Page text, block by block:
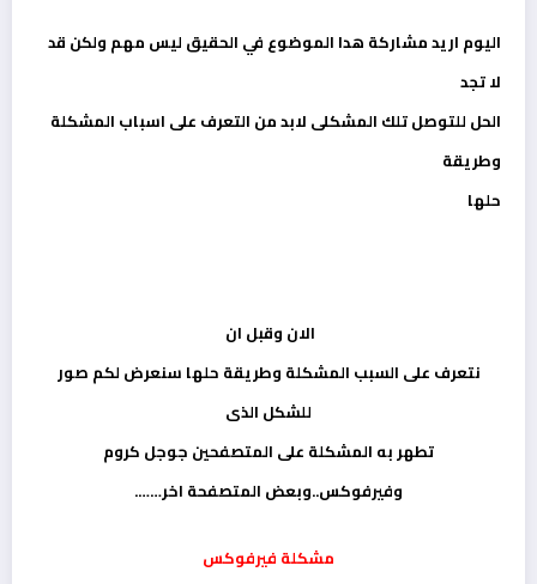
اليوم اريد مشاركة هدا الموضوع في الحقيق ليس مهم ولكن قد
لا تجد
الحل للتوصل تلك المشكلى لابد من التعرف على اسباب المشكلة
وطريقة
حلها
الان وقبل ان
نتعرف على السبب المشكلة وطريقة حلها سنعرض لكم صور
للشكل الذى
تطهر به المشكلة على المتصفحين جوجل كروم
وفيرفوكس..وبعض المتصفحة اخر…….
مشكلة فيرفوكس